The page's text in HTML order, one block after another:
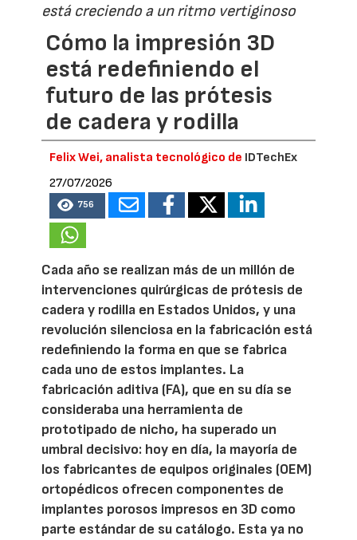
está creciendo a un ritmo vertiginoso
Cómo la impresión 3D
está redefiniendo el
futuro de las prótesis
de cadera y rodilla
Felix Wei, analista tecnológico de IDTechEx
27/07/2026
756
Cada año se realizan más de un millón de
intervenciones quirúrgicas de prótesis de
cadera y rodilla en Estados Unidos, y una
revolución silenciosa en la fabricación está
redefiniendo la forma en que se fabrica
cada uno de estos implantes. La
fabricación aditiva (FA), que en su día se
consideraba una herramienta de
prototipado de nicho, ha superado un
umbral decisivo: hoy en día, la mayoría de
los fabricantes de equipos originales (OEM)
ortopédicos ofrecen componentes de
implantes porosos impresos en 3D como
parte estándar de su catálogo. Esta ya no